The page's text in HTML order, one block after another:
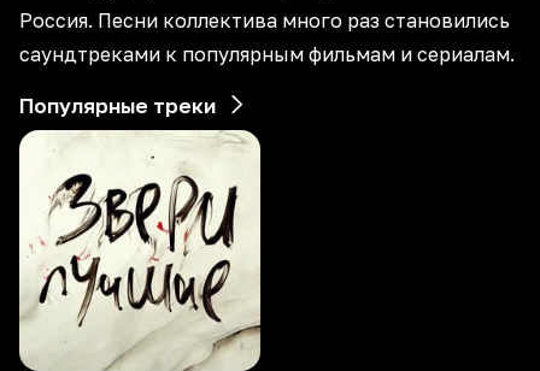
Россия. Песни коллектива много раз становились
саундтреками к популярным фильмам и сериалам.
Популярные треки